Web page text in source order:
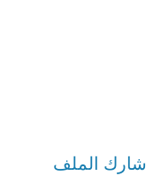
شارك الملف